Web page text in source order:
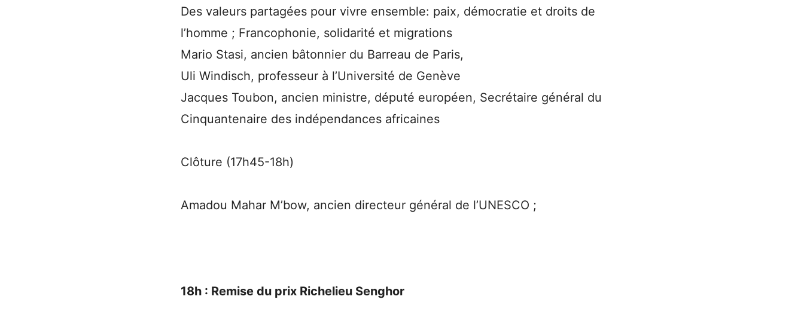
Des valeurs partagées pour vivre ensemble: paix, démocratie et droits de
l’homme ; Francophonie, solidarité et migrations
Mario Stasi, ancien bâtonnier du Barreau de Paris,
Uli Windisch, professeur à l’Université de Genève
Jacques Toubon, ancien ministre, député européen, Secrétaire général du
Cinquantenaire des indépendances africaines
Clôture (17h45-18h)
Amadou Mahar M’bow, ancien directeur général de l’UNESCO ;
18h : Remise du prix Richelieu Senghor